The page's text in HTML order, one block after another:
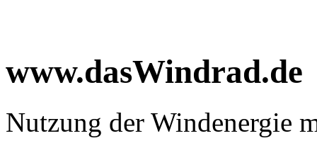
www.dasWindrad.de
Nutzung der Windenergie